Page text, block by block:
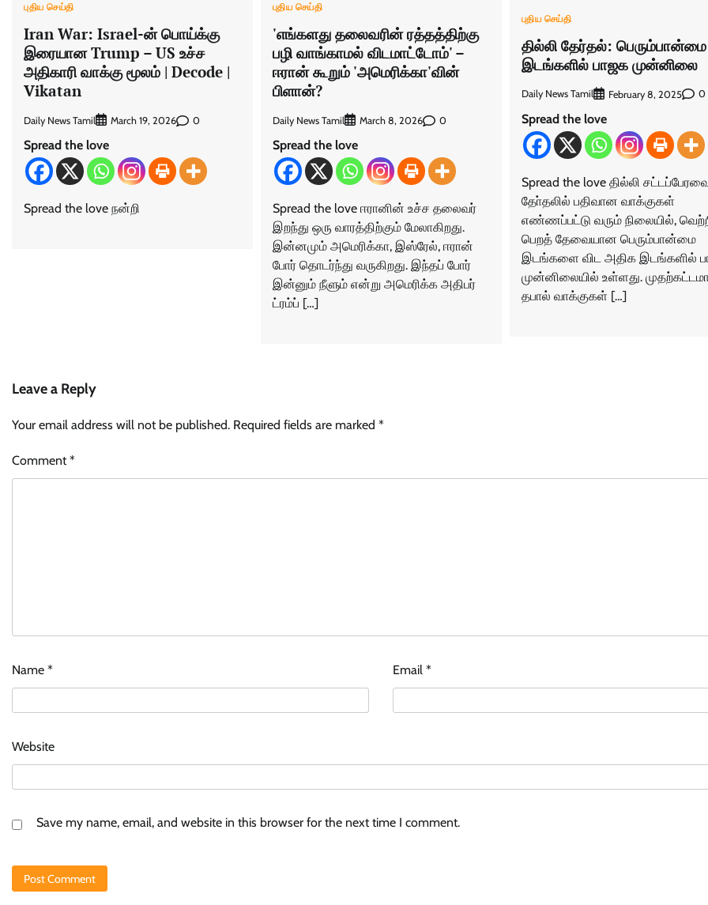
புதிய செய்தி
Iran War: Israel-ன் பொய்க்கு
இரையான Trump – US உச்ச
அதிகாரி வாக்கு மூலம் | Decode |
Vikatan
Daily News Tamil March 19, 2026 0
Spread the love
Spread the love நன்றி
புதிய செய்தி
'எங்களது தலைவரின் ரத்தத்திற்கு
பழி வாங்காமல் விடமாட்டோம்' –
ஈரான் கூறும் 'அமெரிக்கா'வின்
பிளான்?
Daily News Tamil March 8, 2026 0
Spread the love
Spread the love ஈரானின் உச்ச தலைவர்‌
இறந்து ஒரு வாரத்திற்கும் மேலாகிறது.
இன்னமும் அமெரிக்கா, இஸ்ரேல், ஈரான்
போர் தொடர்ந்து வருகிறது. இந்தப் போர்
இன்னும் நீளும் என்று அமெரிக்க அதிபர்‌
ட்ரம்ப் […]
புதிய செய்தி
தில்லி தேர்தல்: பெரும்பான்மை
இடங்களில் பாஜக முன்னிலை
Daily News Tamil February 8, 2025 0
Spread the love
Spread the love தில்லி
தோ்தலில் பதிவான வாக்குகள்
எண்ணப்பட்டு வரும் நிலையில்,
பெறத் தேவையான பெரும்பான்மை
இடங்களை விட அதிக இடங்களில்
முன்னிலையில் உள்ளது.
தபால் வாக்குகள் […]
Leave a Reply
Your email address will not be published. Required fields are marked *
Comment*
Name * Email*
Website
Save my name, email, and website in this browser for the next time I comment.